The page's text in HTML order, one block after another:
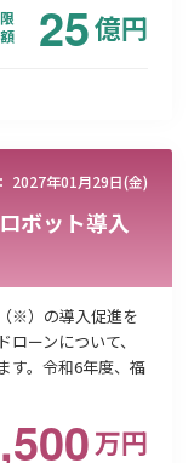
25億円
2027年01月29日(金)
ボット導入
※）の導入促進を
ーンについて、
す。令和6年度、福
万円